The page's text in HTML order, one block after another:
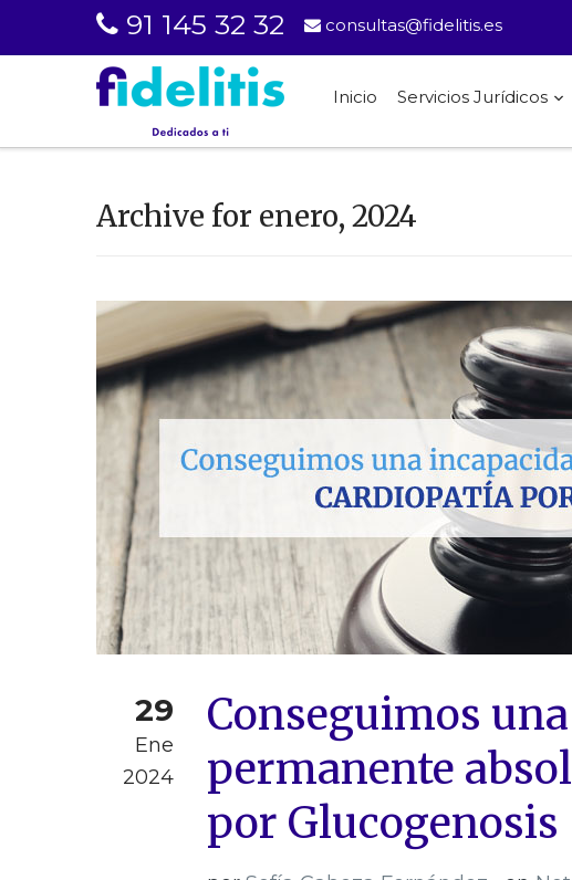
91 145 32 32 consultas@fidelitis.es
Inicio Servicios Jurídicos
Archive for enero, 2024
29
Ene
2024
Conseguimos
permanente
por Glucogenosis